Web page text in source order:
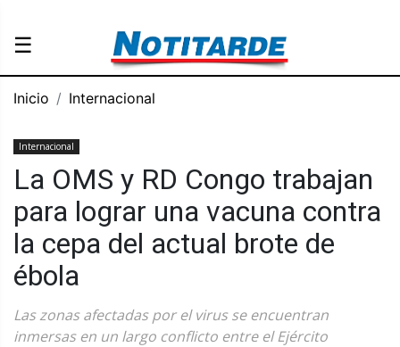
☰
Inicio Internacional
Internacional
La OMS y RD Congo trabajan
para lograr una vacuna contra
la cepa del actual brote de
ébola
Las zonas afectadas por el virus se encuentran
inmersas en un largo conflicto entre el Ejército